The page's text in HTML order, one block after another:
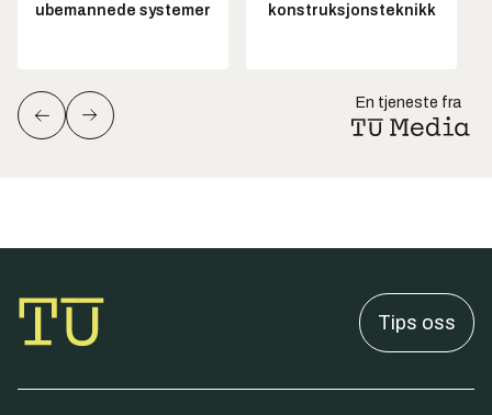
ubemannede systemer
konstruksjonsteknikk
En tjeneste fra
Tips oss